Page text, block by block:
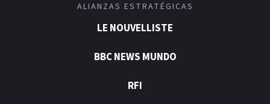
ALIANZAS ESTRATÉGICAS
LE NOUVELLISTE
BBC NEWS MUNDO
RFI